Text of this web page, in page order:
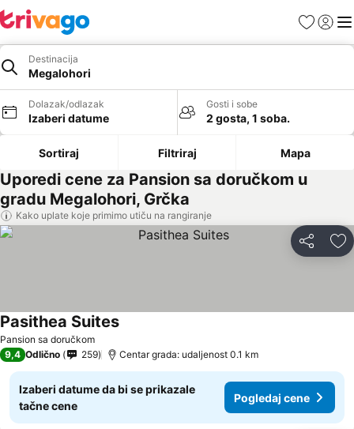
FavoritiPrijavi
Destinacija
Megalohori
Dolazak/odlazak
Izaberi datume
Gosti i sobe
2 gosta, 1 soba.
Sortiraj Filtriraj Mapa
Uporedi cene za Pansion sa doručkom u
gradu Megalohori, Grčka
Kako uplate koje primimo utiču na rangiranje
Deli
Pansion sa doručkom
Pasithea Suites
9,4 Odlično 259 Centar grada: udaljenost 0.1 km
Izaberi datume da bi se prikazale
tačne cene
Pogledaj cene